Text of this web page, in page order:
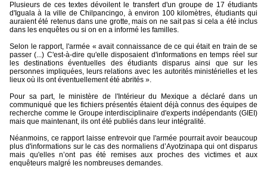
Plusieurs de ces textes dévoilent le transfert d'un groupe de 17 étudiants
d'Iguala à la ville de Chilpancingo, à environ 100 kilomètres, étudiants qui
auraient été retenus dans une grotte, mais on ne sait pas si cela a été inclus
dans les enquêtes ou si on en a informé les familles.
Selon le rapport, l'armée « avait connaissance de ce qui était en train de se
passer (...) C'est-à-dire qu'elle disposaient d'informations en temps réel sur
les destinations éventuelles des étudiants disparus ainsi que sur les
personnes impliquées, leurs relations avec les autorités ministérielles et les
lieux où ils ont éventuellement été abrités ».
Pour sa part, le ministère de l'Intérieur du Mexique a déclaré dans un
communiqué que les fichiers présentés étaient déjà connus des équipes de
recherche comme le Groupe interdisciplinaire d'experts indépendants (GIEI)
mais que maintenant, ils ont été publiés dans leur intégralité.
Néanmoins, ce rapport laisse entrevoir que l'armée pourrait avoir beaucoup
plus d'informations sur le cas des normaliens d’Ayotzinapa qui ont disparus
mais qu'elles n’ont pas été remises aux proches des victimes et aux
enquêteurs malgré les nombreuses demandes.